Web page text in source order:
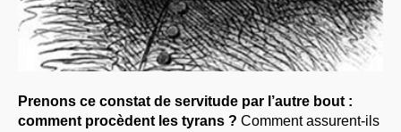
Prenons ce constat de servitude par l’autre bout :
comment procèdent les tyrans ? Comment assurent-ils